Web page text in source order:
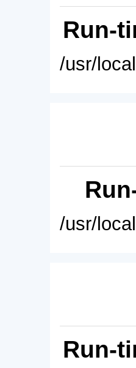
Run-
/usr/
/usr/
Run-